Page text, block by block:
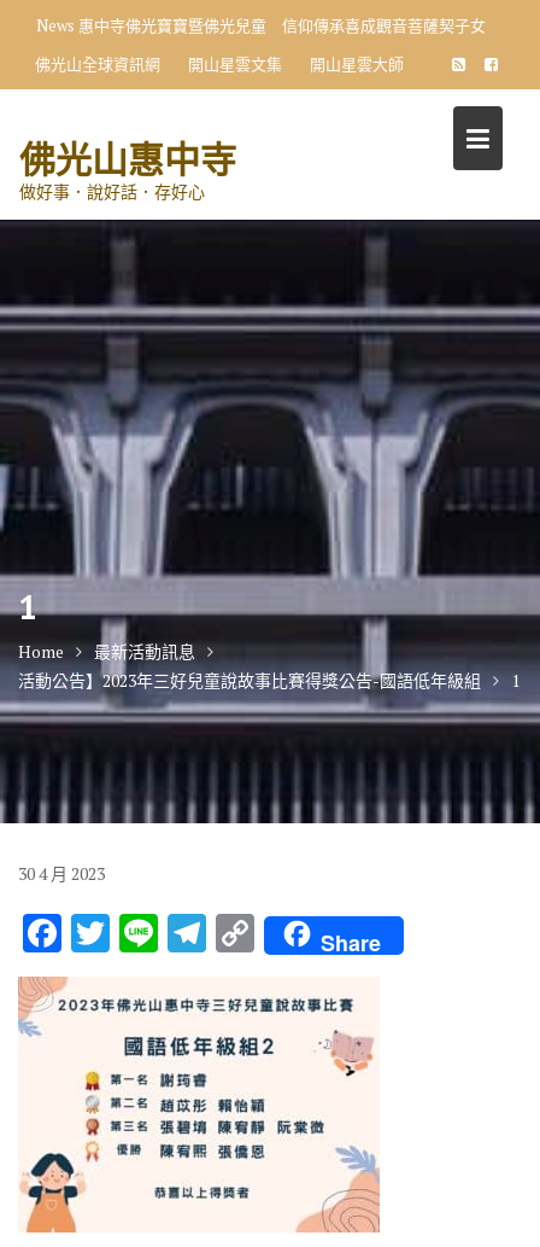
content
News 惠中寺佛光寶寶暨佛光兒童 信仰傳承喜成觀音菩薩契子女
佛光山全球資訊網
開山星雲文集 開山星雲大師
佛光山惠中寺
做好事．說好話．存好心
1
Home
最新活動訊息
活動公告】2023年三好兒童說故事比賽得獎公告-國語低年級組
1
304 月 2023
F
ac
e
k
T
it
te
r
Li
e
T
e
gr
a
m
C
o
p
y
Li
n
k
Share